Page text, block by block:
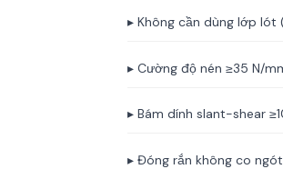
▸ Không cần dùng lớp
▸ Cường độ nén ≥35 N/
▸ Bám dính slant-shear
▸ Đóng rắn không co